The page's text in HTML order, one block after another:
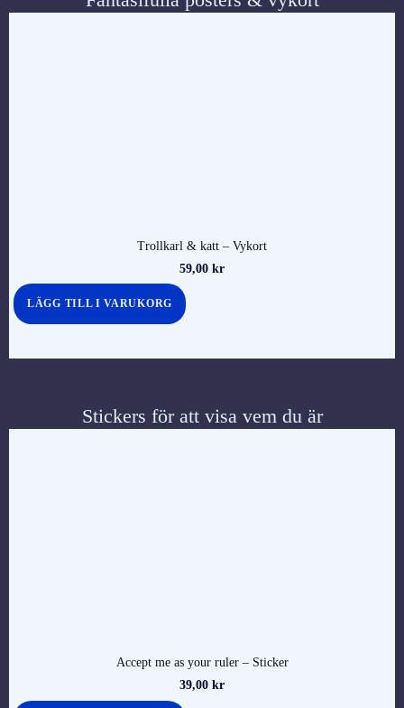
Trollkarl & katt – Vykort
59,00 kr
LÄGG TILL I VARUKORG
Stickers för att visa vem du är
Accept me as your ruler – Sticker
39,00 kr